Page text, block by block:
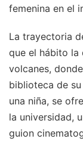
femenina en el
La trayectoria
que el hábito la
volcanes,
biblioteca de
una niña, se
la universidad,
guion